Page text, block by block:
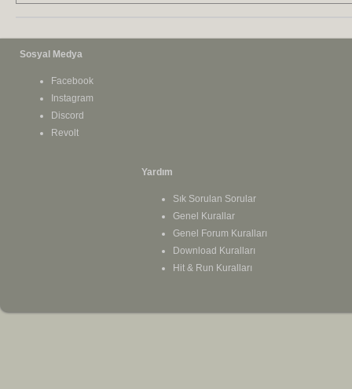
Sosyal Medya
Facebook
Instagram
Discord
Revolt
Yardım
Sık Sorulan Sorular
Genel Kurallar
Genel Forum Kuralları
Download Kuralları
Hit & Run Kuralları